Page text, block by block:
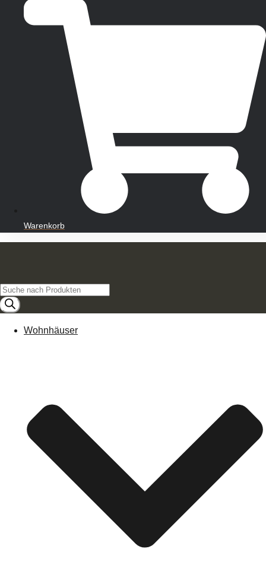
Warenkorb
Products
search
Wohnhäuser